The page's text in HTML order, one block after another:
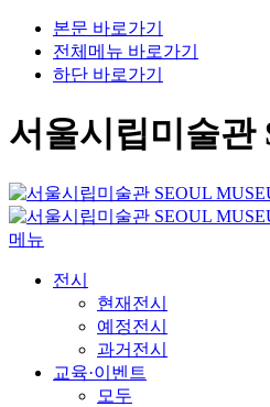
본문 바로가기
전체메뉴 바로가기
하단 바로가기
서울시립미술관
메뉴
전시
현재전시
예정전시
과거전시
교육·이벤트
모두